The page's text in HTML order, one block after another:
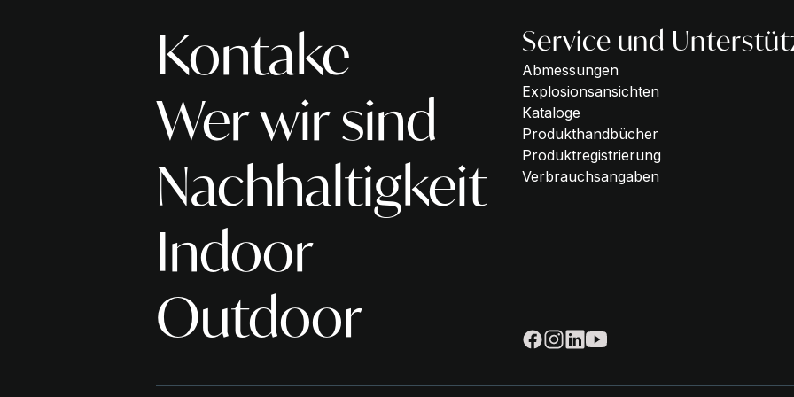
Kontake
Wer wir sind
Nachhaltigkeit
Indoor
Outdoor
Service und
Abmessungen
Explosionsansichten
Kataloge
Produkthandbücher
Produktregistrierung
Verbrauchsangaben